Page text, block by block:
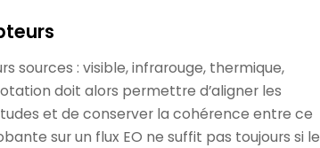
sources : visible, infrarouge, thermique,
doit alors permettre d’aligner les
et de conserver la cohérence entre ce
sur un flux EO ne suffit pas toujours si le